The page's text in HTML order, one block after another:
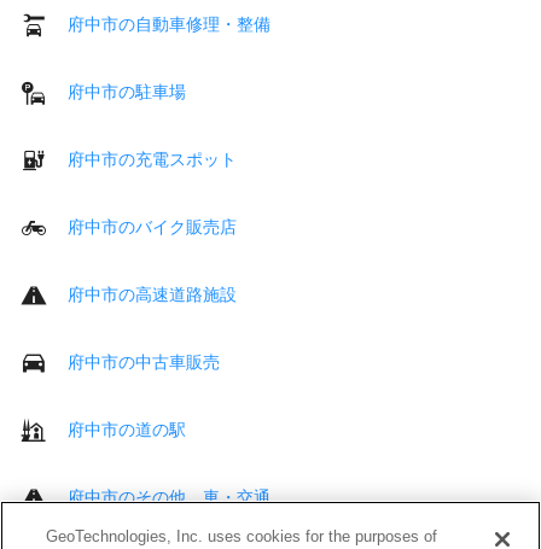
府中市の自動車修理・整備
府中市の駐車場
府中市の充電スポット
府中市のバイク販売店
府中市の高速道路施設
府中市の中古車販売
府中市の道の駅
府中市のその他 車・交通
GeoTechnologies, Inc. uses cookies for the purposes of